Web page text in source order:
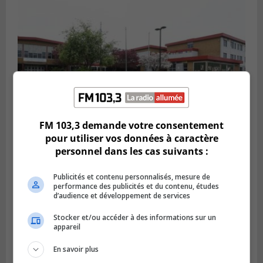
LONGUEUIL
Publié le 18 juillet 2026 à 10h00
développer à Longueuil
FM 103,3 demande votre consentement
pour utiliser vos données à caractère
personnel dans les cas suivants :
Publicités et contenu personnalisés, mesure de
performance des publicités et du contenu, études
d’audience et développement de services
Stocker et/ou accéder à des informations sur un
appareil
En savoir plus